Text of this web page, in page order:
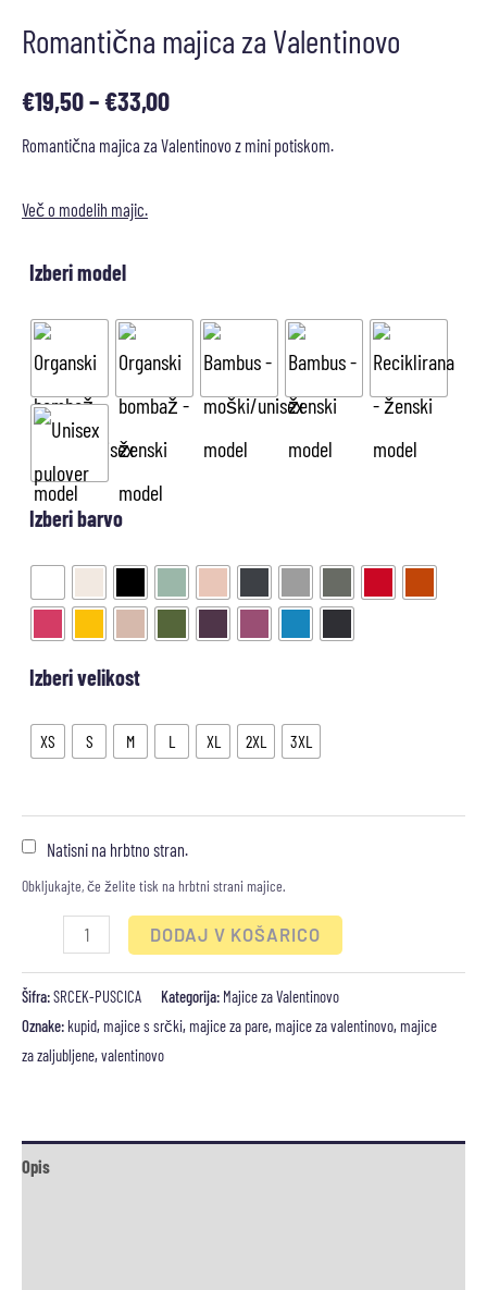
Romantična majica za Valentinovo
€19,50–€33,00
Romantična majica za Valentinovo z mini potiskom.
Več o modelih majic.
Izberi model
Izberi barvo
Izberi velikost
XS S M L XL 2XL 3XL
Natisni na hrbtno stran.
Obkljukajte, če želite tisk na hrbtni strani majice.
DODAJ V KOŠARICO
Šifra:SRCEK-PUSCICA Kategorija: Majice za Valentinovo
Oznake: kupid, majice s srčki, majice za pare, majice za valentinovo, majice
za zaljubljene,valentinovo
Opis